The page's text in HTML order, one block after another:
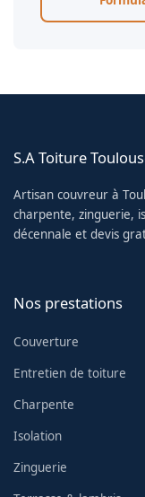
S.A Toiture
Artisan couvreur à
charpente, zinguerie,
décennale et devis
Nos prestations
Couverture
Entretien de toiture
Charpente
Isolation
Zinguerie